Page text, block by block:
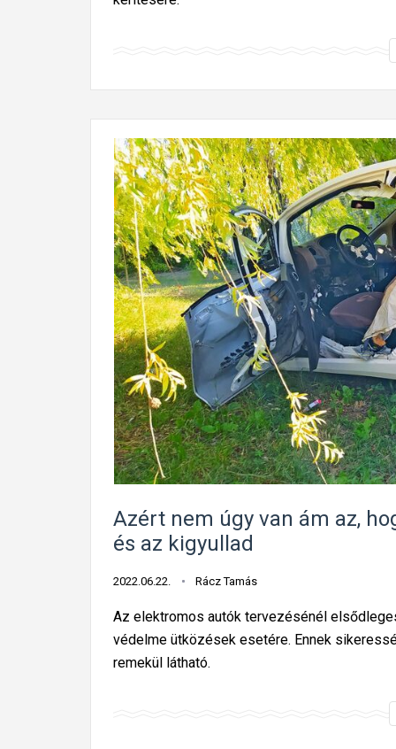
Azért nem úgy van ám az,
és az kigyullad
2022.06.22. Rácz Tamás
Az elektromos autók tervezésénél
védelme ütközések esetére. Ennek
remekül látható.